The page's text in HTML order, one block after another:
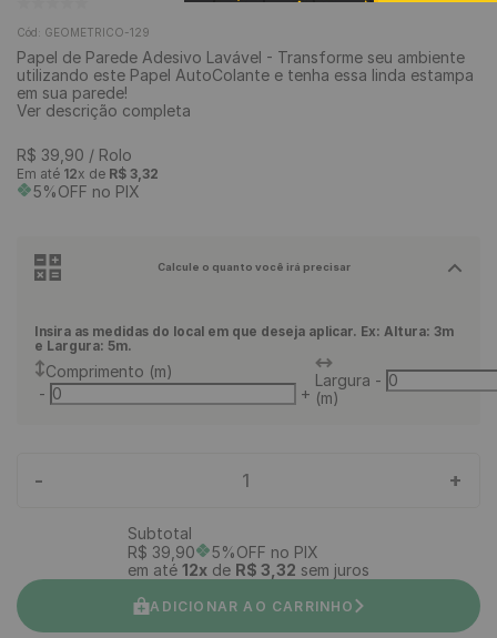
Cód: GEOMETRICO-129
Papel de Parede Adesivo Lavável - Transforme seu ambiente
utilizando este Papel AutoColante e tenha essa linda estampa
em sua parede!
Ver descrição completa
R$ 39 90 / Rolo
Em até 12x de R$ 3,32
5%OFF no PIX
Calcule o quanto você irá precisar
Insira as medidas do local em que deseja aplicar. Ex: Altura: 3m
e Largura: 5m.
Comprimento (m)
-
+
Largura
(m)
-
- 1 +
Subtotal
R$ 39 90
5%OFF no PIX
em até 12x de R$ 3 32 sem juros
ADICIONAR AO CARRINHO
10º piso vinílico